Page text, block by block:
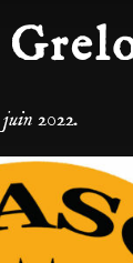
juin 2022.